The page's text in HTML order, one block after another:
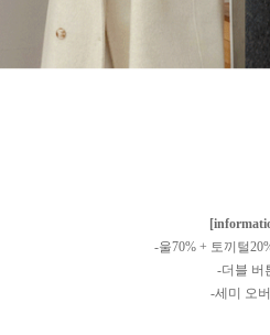
-울70% + 토끼털
-더블 버
-세미 오